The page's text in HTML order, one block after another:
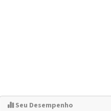
Seu Desempenho